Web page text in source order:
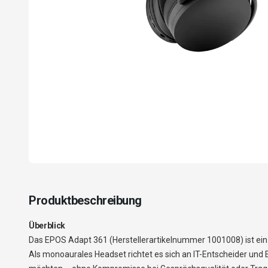
Produktbeschreibung
Überblick
Das EPOS Adapt 361 (Herstellerartikelnummer 1001008) ist
Als monoaurales Headset richtet es sich an IT-Entscheider